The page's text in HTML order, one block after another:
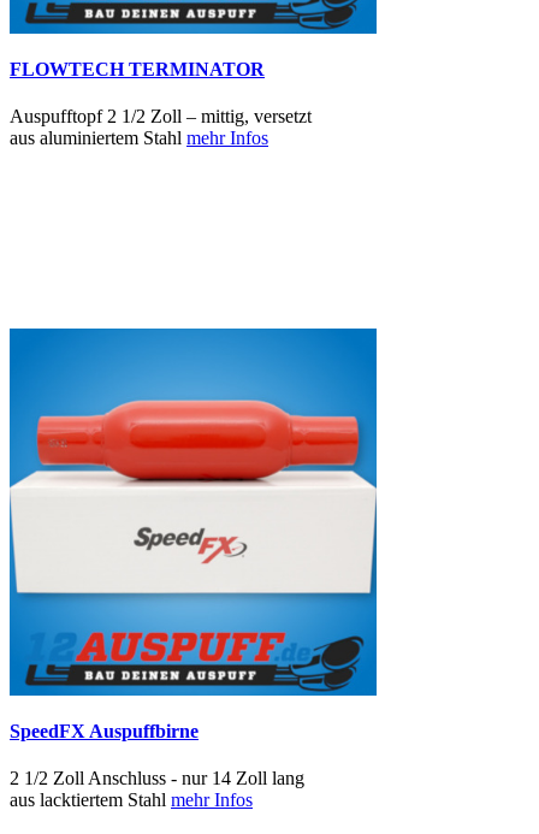
FLOWTECH TERMINATOR
Auspufftopf 2 1/2 Zoll – mittig, versetzt
aus aluminiertem Stahl mehr Infos
SpeedFX Auspuffbirne
2 1/2 Zoll Anschluss - nur 14 Zoll lang
aus lacktiertem Stahl mehr Infos